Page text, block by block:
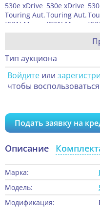
Тип аукциона
Войдите или
чтобы
Подать заявку на
Описание
Марка:
Модель:
Модификация: